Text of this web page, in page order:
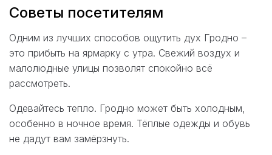
Советы посетителям
Одним из лучших способов ощутить дух Гродно –
это прибыть на ярмарку с утра. Свежий воздух и
малолюдные улицы позволят спокойно всё
рассмотреть.
Одевайтесь тепло. Гродно может быть холодным,
особенно в ночное время. Тёплые одежды и обувь
не дадут вам замёрзнуть.